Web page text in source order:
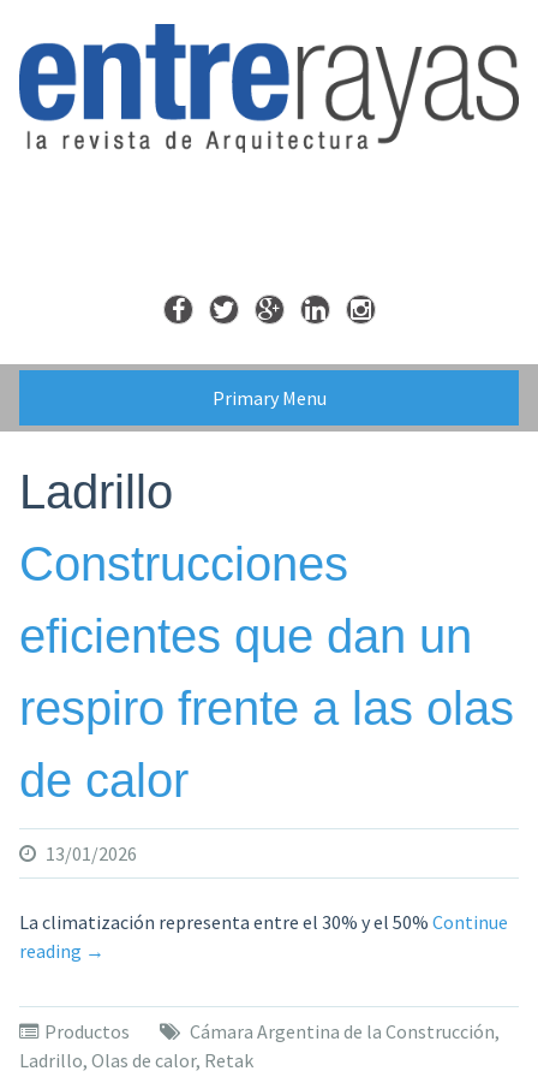
content
Primary Menu
Ladrillo
Construcciones
eficientes que dan un
respiro frente a las olas
de calor
13/01/2026
La climatización representa entre el 30% y el 50% Continue
reading «Construcciones
que
dan
un
→
Productos Cámara Argentina de la Construcción,
Ladrillo, Olas de calor, Retak